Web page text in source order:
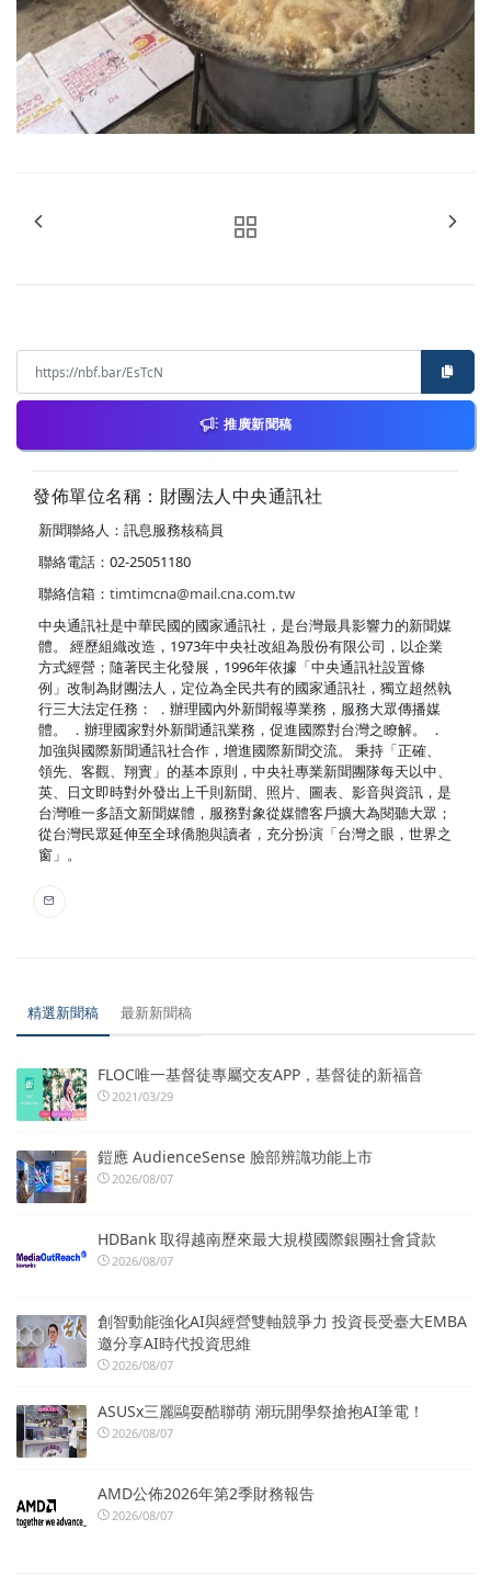
推廣新聞稿
發佈單位名稱：財團法人中央通訊社
新聞聯絡人：訊息服務核稿員
聯絡電話：02-25051180
聯絡信箱： timtimcna@mail.cna.com.tw
中央通訊社是中華民國的國家通訊社，是台灣最具影響力的新聞媒
體。 經歷組織改造，1973年中央社改組為股份有限公司，以企業
方式經營；隨著民主化發展，1996年依據「中央通訊社設置條
例」改制為財團法人，定位為全民共有的國家通訊社，獨立超然執
行三大法定任務： ．辦理國內外新聞報導業務，服務大眾傳播媒
體。 ．辦理國家對外新聞通訊業務，促進國際對台灣之瞭解。 ．
加強與國際新聞通訊社合作，增進國際新聞交流。 秉持「正確、
領先、客觀、翔實」的基本原則，中央社專業新聞團隊每天以中、
英、日文即時對外發出上千則新聞、照片、圖表、影音與資訊，是
台灣唯一多語文新聞媒體，服務對象從媒體客戶擴大為閱聽大眾；
從台灣民眾延伸至全球僑胞與讀者，充分扮演「台灣之眼，世界之
窗」。
精選新聞稿 最新新聞稿
FLOC唯一基督徒專屬交友APP，基督徒的新福音
2021/03/29
鎧應 AudienceSense 臉部辨識功能上市
2026/08/07
HDBank 取得越南歷來最大規模國際銀團社會貸款
2026/08/07
創智動能強化AI與經營雙軸競爭力 投資長受臺大EMBA
邀分享AI時代投資思維
2026/08/07
ASUSx三麗鷗耍酷聯萌 潮玩開學祭搶抱AI筆電！
2026/08/07
AMD公佈2026年第2季財務報告
2026/08/07